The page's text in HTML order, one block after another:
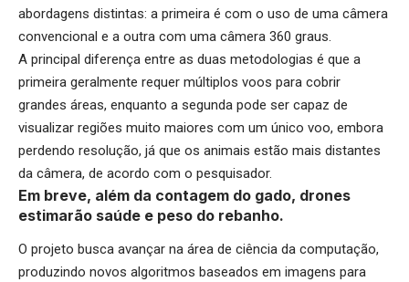
abordagens distintas: a primeira é com o uso de uma câmera
convencional e a outra com uma câmera 360 graus.
A principal diferença entre as duas metodologias é que a
primeira geralmente requer múltiplos voos para cobrir
grandes áreas, enquanto a segunda pode ser capaz de
visualizar regiões muito maiores com um único voo, embora
perdendo resolução, já que os animais estão mais distantes
da câmera, de acordo com o pesquisador.
Em breve, além da contagem do gado, drones
estimarão saúde e peso do rebanho.
O projeto busca avançar na área de ciência da computação,
produzindo novos algoritmos baseados em imagens para